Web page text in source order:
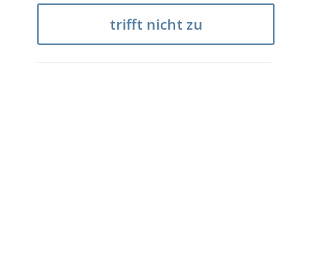
trifft nicht zu